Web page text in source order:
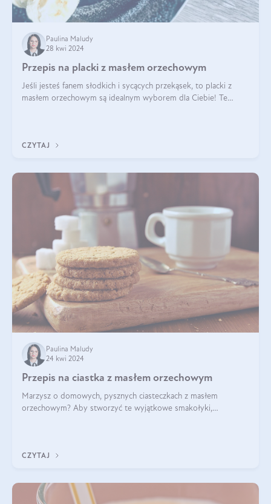
Paulina Maludy
28 kwi 2024
Przepis na placki z masłem orzechowym
Jeśli jesteś fanem słodkich i sycących przekąsek, to placki z
masłem orzechowym są idealnym wyborem dla Ciebie! Te
CZYTAJ
Paulina Maludy
24 kwi 2024
Przepis na ciastka z masłem orzechowym
Marzysz o domowych, pysznych ciasteczkach z masłem
orzechowym? Aby stworzyć te wyjątkowe smakołyki,
CZYTAJ